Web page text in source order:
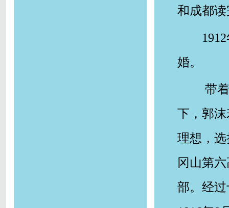
和成都
婚。
带
下，郭
理想，
冈山第
部。经